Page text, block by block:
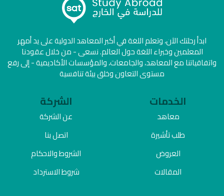
ابدأ رحلتك الآن، وتعلم اللغة في أكبر المعاهد الدولية على يد أمهر
المعلمين وخبراء اللغة حول العالم. نسعى - من خلال عقودنا
واتفاقياتنا مع المعاهد، والجامعات، والمؤسسات الأكاديمية - إلى رفع
مستوى التعاون وخلق بيئة تنافسية
الخدمات
معاهد
طلب تأشيرة
العروض
المقالات
الشركة
عن الشركة
اتصل بنا
الشروط والاحكام
شروط الاسترداد